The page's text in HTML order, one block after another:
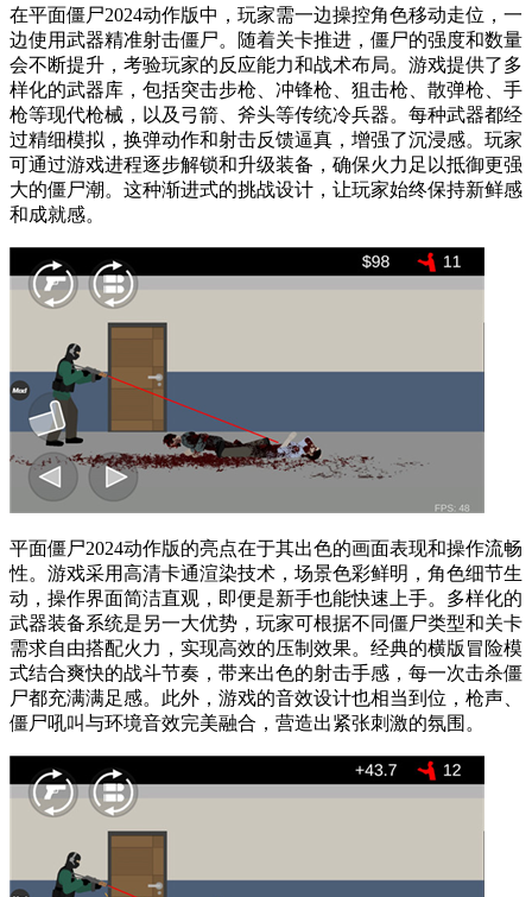
在平面僵尸2024动作版中，玩家需一边操控角色移动走位，一
边使用武器精准射击僵尸。随着关卡推进，僵尸的强度和数量
会不断提升，考验玩家的反应能力和战术布局。游戏提供了多
样化的武器库，包括突击步枪、冲锋枪、狙击枪、散弹枪、手
枪等现代枪械，以及弓箭、斧头等传统冷兵器。每种武器都经
过精细模拟，换弹动作和射击反馈逼真，增强了沉浸感。玩家
可通过游戏进程逐步解锁和升级装备，确保火力足以抵御更强
大的僵尸潮。这种渐进式的挑战设计，让玩家始终保持新鲜感
和成就感。
平面僵尸2024动作版的亮点在于其出色的画面表现和操作流畅
性。游戏采用高清卡通渲染技术，场景色彩鲜明，角色细节生
动，操作界面简洁直观，即便是新手也能快速上手。多样化的
武器装备系统是另一大优势，玩家可根据不同僵尸类型和关卡
需求自由搭配火力，实现高效的压制效果。经典的横版冒险模
式结合爽快的战斗节奏，带来出色的射击手感，每一次击杀僵
尸都充满满足感。此外，游戏的音效设计也相当到位，枪声、
僵尸吼叫与环境音效完美融合，营造出紧张刺激的氛围。